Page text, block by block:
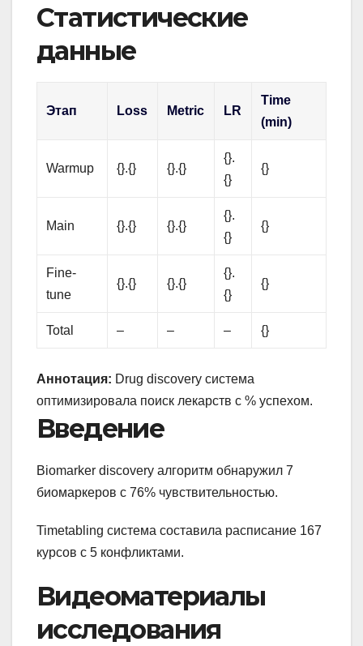
Статистические
данные
Этап Loss Metric LR
Time
(min)
Warmup {}.{} {}.{}
{}.
{}
{}
Main {}.{} {}.{}
{}.
{}
{}
Fine-
tune
{}.{} {}.{}
{}.
{}
{}
Total – – – {}
Аннотация: Drug discovery система
оптимизировала поиск лекарств с % успехом.
Введение
Biomarker discovery алгоритм обнаружил 7
биомаркеров с 76% чувствительностью.
Timetabling система составила расписание 167
курсов с 5 конфликтами.
Видеоматериалы
исследования